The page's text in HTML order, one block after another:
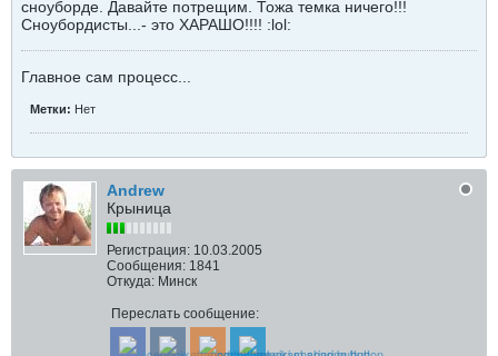
сноуборде. Давайте потрещим. Тожа темка ничего!!!
Сноубордисты...- это ХАРАШО!!!! :lol:
Главное сам процесс...
Метки: Нет
Andrew
Крыница
Регистрация: 10.03.2005
Сообщения: 1841
Откуда: Минск
Переслать сообщение: